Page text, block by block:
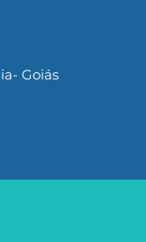
Goiás